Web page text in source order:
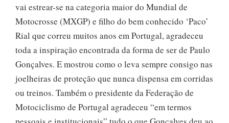
vai estrear-se na categoria maior do Mundial de
Motocrosse (MXGP) e filho do bem conhecido ‘Paco’
Rial que correu muitos anos em Portugal, agradeceu
toda a inspiração encontrada da forma de ser de Paulo
Gonçalves. E mostrou como o leva sempre consigo nas
joelheiras de proteção que nunca dispensa em corridas
ou treinos. Também o presidente da Federação de
Motociclismo de Portugal agradeceu “em termos